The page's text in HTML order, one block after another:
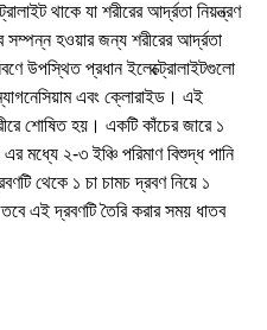
থাকে যা শরীরের আর্দ্রতা নিয়ন্ত্রণ
হওয়ার জন্য শরীরের আর্দ্রতা
উপস্থিত প্রধান ইলেক্ট্রোলাইটগুলো
এবং ক্লোরাইড। এই
শোষিত হয়। একটি কাঁচের জারে ১
এর মধ্যে ২-৩ ইঞ্চি পরিমাণ বিশুদ্ধ পানি
থেকে ১ চা চামচ দ্রবণ নিয়ে ১
এই দ্রবণটি তৈরি করার সময় ধাতব